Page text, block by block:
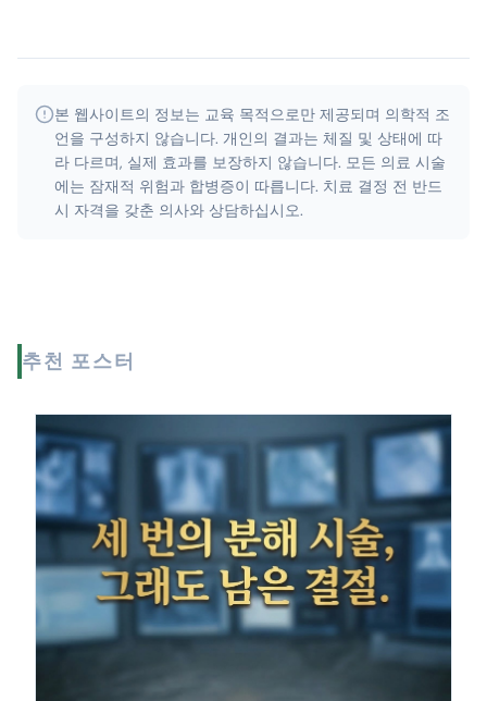
본 웹사이트의 정보는 교육 목적으로만 제공되며 의학적 조
언을 구성하지 않습니다. 개인의 결과는 체질 및 상태에 따
라 다르며, 실제 효과를 보장하지 않습니다. 모든 의료 시술
에는 잠재적 위험과 합병증이 따릅니다. 치료 결정 전 반드
시 자격을 갖춘 의사와 상담하십시오.
추천 포스터